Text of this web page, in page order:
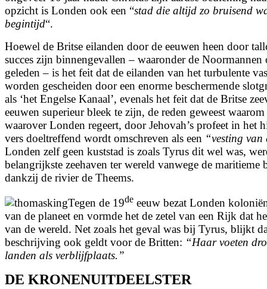
opzicht is Londen ook een “stad die altijd zo bruisend
begintijd“.
Hoewel de Britse eilanden door de eeuwen heen door
succes zijn binnengevallen – waaronder de Noormannen
geleden – is het feit dat de eilanden van het turbulente
worden gescheiden door een enorme beschermende
als ‘het Engelse Kanaal’, evenals het feit dat de Britse
eeuwen superieur bleek te zijn, de reden geweest
waarover Londen regeert, door Jehovah’s profeet in het
vers doeltreffend wordt omschreven als een “vesting van
Londen zelf geen kuststad is zoals Tyrus dit wel was,
belangrijkste zeehaven ter wereld vanwege de maritieme
dankzij de rivier de Theems.
Tegen de 19de eeuw bezat Londen
van de planeet en vormde het de zetel van een Rijk dat
van de wereld. Net zoals het geval was bij Tyrus, blijkt
beschrijving ook geldt voor de Britten: “Haar voeten
landen als verblijfplaats.”
DE KRONENUITDEELSTER